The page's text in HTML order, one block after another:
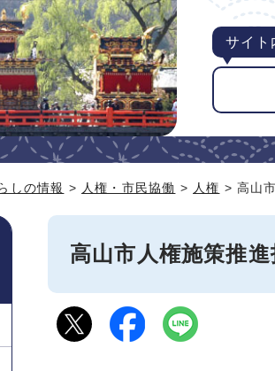
サイト
しの情報 > 人権・市民協働 > 人権 > 高山
高山市人権施策推